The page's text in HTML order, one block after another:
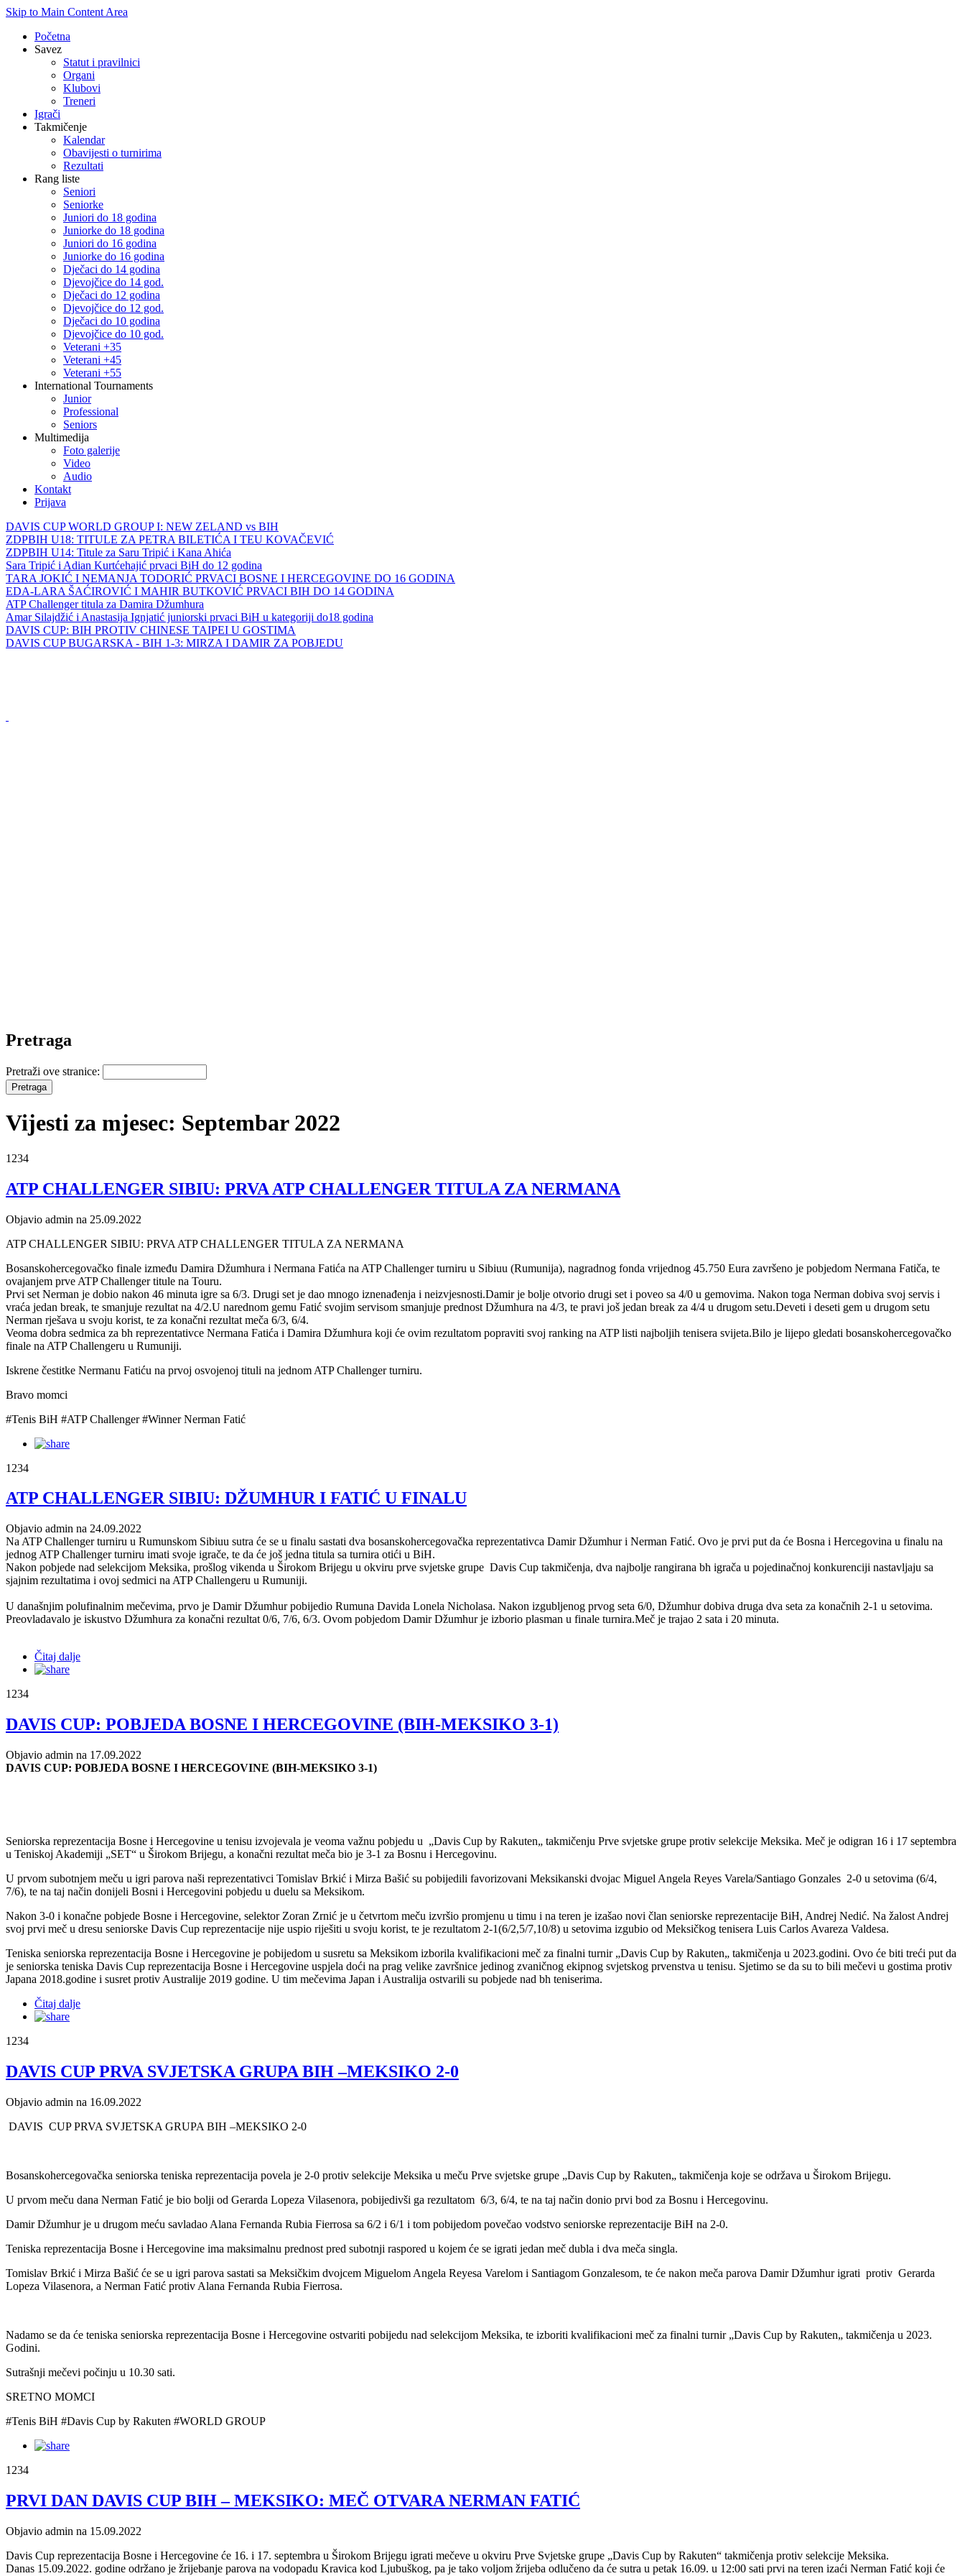
Skip to Main Content Area
Početna
Savez
Statut i pravilnici
Organi
Klubovi
Treneri
Igrači
Takmičenje
Kalendar
Obavijesti o turnirima
Rezultati
Rang liste
Seniori
Seniorke
Juniori do 18 godina
Juniorke do 18 godina
Juniori do 16 godina
Juniorke do 16 godina
Dječaci do 14 godina
Djevojčice do 14 god.
Dječaci do 12 godina
Djevojčice do 12 god.
Dječaci do 10 godina
Djevojčice do 10 god.
Veterani +35
Veterani +45
Veterani +55
International Tournaments
Junior
Professional
Seniors
Multimedija
Foto galerije
Video
Audio
Kontakt
Prijava
DAVIS CUP WORLD GROUP I: NEW ZELAND vs BIH
ZDPBIH U18: TITULE ZA PETRA BILETIĆA I TEU KOVAČEVIĆ
ZDPBIH U14: Titule za Saru Tripić i Kana Ahića
Sara Tripić i Adian Kurtćehajić prvaci BiH do 12 godina
TARA JOKIĆ I NEMANJA TODORIĆ PRVACI BOSNE I HERCEGOVINE DO 16 GODINA
EDA-LARA ŠAĆIROVIĆ I MAHIR BUTKOVIĆ PRVACI BIH DO 14 GODINA
ATP Challenger titula za Damira Džumhura
Amar Silajdžić i Anastasija Ignjatić juniorski prvaci BiH u kategoriji do18 godina
DAVIS CUP: BIH PROTIV CHINESE TAIPEI U GOSTIMA
DAVIS CUP BUGARSKA - BIH 1-3: MIRZA I DAMIR ZA POBJEDU
Pretraga
Pretraži ove stranice:
Vijesti za mjesec: Septembar 2022
1234
ATP CHALLENGER SIBIU: PRVA ATP CHALLENGER TITULA ZA NERMANA
Objavio admin na 25.09.2022
ATP CHALLENGER SIBIU: PRVA ATP CHALLENGER TITULA ZA NERMANA
Bosanskohercegovačko finale između Damira Džumhura i Nermana Fatića na ATP Challenger turniru u Sibiuu (Rumunija), nagradnog fonda vrijednog 45.750 Eura završeno je pobjedom Nermana Fatiča, te
ovajanjem prve ATP Challenger titule na Touru.
Prvi set Nerman je dobio nakon 46 minuta igre sa 6/3. Drugi set je dao mnogo iznenađenja i neizvjesnosti.Damir je bolje otvorio drugi set i poveo sa 4/0 u gemovima. Nakon toga Nerman dobiva svoj servis i
vraća jedan break, te smanjuje rezultat na 4/2.U narednom gemu Fatić svojim servisom smanjuje prednost Džumhura na 4/3, te pravi još jedan break za 4/4 u drugom setu.Deveti i deseti gem u drugom setu
Nerman rješava u svoju korist, te za konačni rezultat meča 6/3, 6/4.
Veoma dobra sedmica za bh reprezentativce Nermana Fatića i Damira Džumhura koji će ovim rezultatom popraviti svoj ranking na ATP listi najboljih tenisera svijeta.Bilo je lijepo gledati bosanskohercegovačko
finale na ATP Challengeru u Rumuniji.
Iskrene čestitke Nermanu Fatiću na prvoj osvojenoj tituli na jednom ATP Challenger turniru.
Bravo momci
#Tenis BiH #ATP Challenger #Winner Nerman Fatić
1234
ATP CHALLENGER SIBIU: DŽUMHUR I FATIĆ U FINALU
Objavio admin na 24.09.2022
Na ATP Challenger turniru u Rumunskom Sibiuu sutra će se u finalu sastati dva bosanskohercegovačka reprezentativca Damir Džumhur i Nerman Fatić. Ovo je prvi put da će Bosna i Hercegovina u finalu na
jednog ATP Challenger turniru imati svoje igrače, te da će još jedna titula sa turnira otići u BiH.
Nakon pobjede nad selekcijom Meksika, prošlog vikenda u Širokom Brijegu u okviru prve svjetske grupe Davis Cup takmičenja, dva najbolje rangirana bh igrača u pojedinačnoj konkurenciji nastavljaju sa
sjajnim rezultatima i ovoj sedmici na ATP Challengeru u Rumuniji.
U današnjim polufinalnim mečevima, prvo je Damir Džumhur pobijedio Rumuna Davida Lonela Nicholasa. Nakon izgubljenog prvog seta 6/0, Džumhur dobiva druga dva seta za konačnih 2-1 u setovima.
Preovladavalo je iskustvo Džumhura za konačni rezultat 0/6, 7/6, 6/3. Ovom pobjedom Damir Džumhur je izborio plasman u finale turnira.Meč je trajao 2 sata i 20 minuta.
Čitaj dalje
1234
DAVIS CUP: POBJEDA BOSNE I HERCEGOVINE (BIH-MEKSIKO 3-1)
Objavio admin na 17.09.2022
DAVIS CUP: POBJEDA BOSNE I HERCEGOVINE (BIH-MEKSIKO 3-1)
Seniorska reprezentacija Bosne i Hercegovine u tenisu izvojevala je veoma važnu pobjedu u „Davis Cup by Rakuten„ takmičenju Prve svjetske grupe protiv selekcije Meksika. Meč je odigran 16 i 17 septembra
u Teniskoj Akademiji „SET“ u Širokom Brijegu, a konačni rezultat meča bio je 3-1 za Bosnu i Hercegovinu.
U prvom subotnjem meču u igri parova naši reprezentativci Tomislav Brkić i Mirza Bašić su pobijedili favorizovani Meksikanski dvojac Miguel Angela Reyes Varela/Santiago Gonzales 2-0 u setovima (6/4,
7/6), te na taj način donijeli Bosni i Hercegovini pobjedu u duelu sa Meksikom.
Nakon 3-0 i konačne pobjede Bosne i Hercegovine, selektor Zoran Zrnić je u četvrtom meču izvršio promjenu u timu i na teren je izašao novi član seniorske reprezentacije BiH, Andrej Nedić. Na žalost Andrej
svoj prvi meč u dresu seniorske Davis Cup reprezentacije nije uspio riješiti u svoju korist, te je rezultatom 2-1(6/2,5/7,10/8) u setovima izgubio od Meksičkog tenisera Luis Carlos Avareza Valdesa.
Teniska seniorska reprezentacija Bosne i Hercegovine je pobijedom u susretu sa Meksikom izborila kvalifikacioni meč za finalni turnir „Davis Cup by Rakuten„ takmičenja u 2023.godini. Ovo će biti treći put da
je seniorska teniska Davis Cup reprezentacija Bosne i Hercegovine uspjela doći na prag velike završnice jedinog zvaničnog ekipnog svjetskog prvenstva u tenisu. Sjetimo se da su to bili mečevi u gostima protiv
Japana 2018.godine i susret protiv Australije 2019 godine. U tim mečevima Japan i Australija ostvarili su pobjede nad bh teniserima.
Čitaj dalje
1234
DAVIS CUP PRVA SVJETSKA GRUPA BIH –MEKSIKO 2-0
Objavio admin na 16.09.2022
DAVIS CUP PRVA SVJETSKA GRUPA BIH –MEKSIKO 2-0
Bosanskohercegovačka seniorska teniska reprezentacija povela je 2-0 protiv selekcije Meksika u meču Prve svjetske grupe „Davis Cup by Rakuten„ takmičenja koje se održava u Širokom Brijegu.
U prvom meču dana Nerman Fatić je bio bolji od Gerarda Lopeza Vilasenora, pobijedivši ga rezultatom 6/3, 6/4, te na taj način donio prvi bod za Bosnu i Hercegovinu.
Damir Džumhur je u drugom meću savladao Alana Fernanda Rubia Fierrosa sa 6/2 i 6/1 i tom pobijedom povečao vodstvo seniorske reprezentacije BiH na 2-0.
Teniska reprezentacija Bosne i Hercegovine ima maksimalnu prednost pred subotnji raspored u kojem će se igrati jedan meč dubla i dva meča singla.
Tomislav Brkić i Mirza Bašić će se u igri parova sastati sa Meksičkim dvojcem Miguelom Angela Reyesa Varelom i Santiagom Gonzalesom, te će nakon meča parova Damir Džumhur igrati protiv Gerarda
Lopeza Vilasenora, a Nerman Fatić protiv Alana Fernanda Rubia Fierrosa.
Nadamo se da će teniska seniorska reprezentacija Bosne i Hercegovine ostvariti pobijedu nad selekcijom Meksika, te izboriti kvalifikacioni meč za finalni turnir „Davis Cup by Rakuten„ takmičenja u 2023.
Godini.
Sutrašnji mečevi počinju u 10.30 sati.
SRETNO MOMCI
#Tenis BiH #Davis Cup by Rakuten #WORLD GROUP
1234
PRVI DAN DAVIS CUP BIH – MEKSIKO: MEČ OTVARA NERMAN FATIĆ
Objavio admin na 15.09.2022
Davis Cup reprezentacija Bosne i Hercegovine će 16. i 17. septembra u Širokom Brijegu igrati mečeve u okviru Prve Svjetske grupe „Davis Cup by Rakuten“ takmičenja protiv selekcije Meksika.
Danas 15.09.2022. godine održano je žrijebanje parova na vodopadu Kravica kod Ljubuškog, pa je tako voljom žrijeba odlučeno da će sutra u petak 16.09. u 12:00 sati prvi na teren izaći Nerman Fatić koji će